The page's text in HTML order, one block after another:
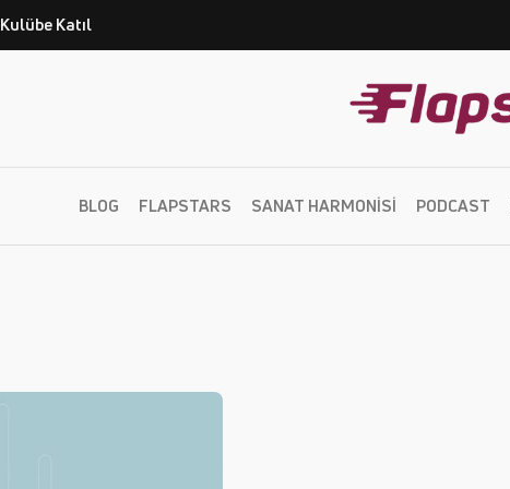
Kulübe Katıl
BLOG FLAPSTARS SANAT HARMONISI PODCAST